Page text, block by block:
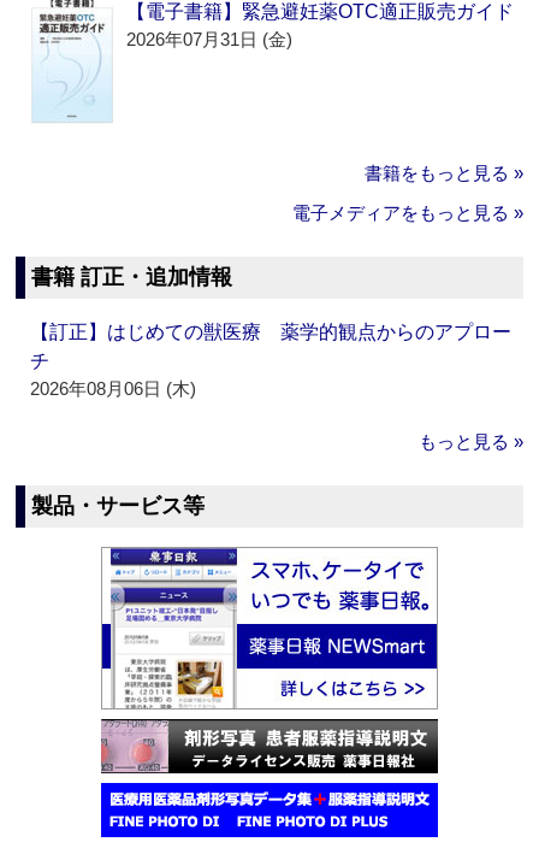
【電子書籍】緊急避妊薬OTC適正販売ガイド
2026年07月31日 (金)
書籍をもっと見る »
電子メディアをもっと見る »
書籍 訂正・追加情報
【訂正】はじめての獣医療 薬学的観点からのアプロー
チ
2026年08月06日 (木)
もっと見る »
製品・サービス等